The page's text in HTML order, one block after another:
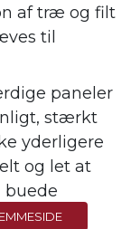
af træ og filt
til
paneler
stærkt
yderligere
og let at
buede